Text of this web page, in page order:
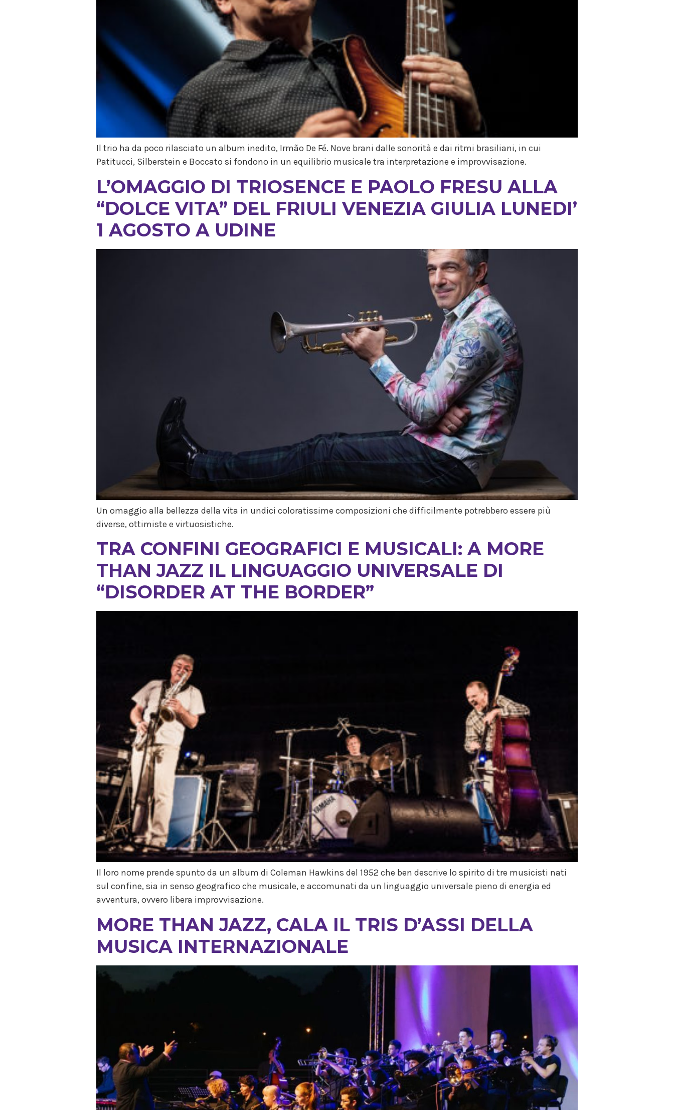
Il trio ha da poco rilasciato un album inedito, Irmão De Fé. Nove brani dalle sonorità e dai ritmi brasiliani, in cui
Patitucci, Silberstein e Boccato si fondono in un equilibrio musicale tra interpretazione e improvvisazione.
L’OMAGGIO DI TRIOSENCE E PAOLO FRESU ALLA
“DOLCE VITA” DEL FRIULI VENEZIA GIULIA LUNEDI’
1 AGOSTO A UDINE
Un omaggio alla bellezza della vita in undici coloratissime composizioni che difficilmente potrebbero essere più
diverse, ottimiste e virtuosistiche.
TRA CONFINI GEOGRAFICI E MUSICALI: A MORE
THAN JAZZ IL LINGUAGGIO UNIVERSALE DI
“DISORDER AT THE BORDER”
Il loro nome prende spunto da un album di Coleman Hawkins del 1952 che ben descrive lo spirito di tre musicisti nati
sul confine, sia in senso geografico che musicale, e accomunati da un linguaggio universale pieno di energia ed
avventura, ovvero libera improvvisazione.
MORE THAN JAZZ, CALA IL TRIS D’ASSI DELLA
MUSICA INTERNAZIONALE